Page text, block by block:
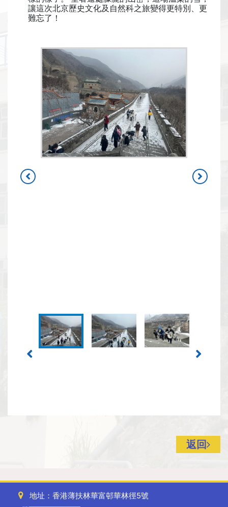
讓這次北京歷史文化及自然科之旅變得更特別、更
難忘了！
返回
地址：香港薄扶林華富邨華林徑5號